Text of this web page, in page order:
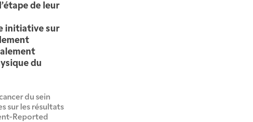
de leur
initiative sur
du
du sein
sur les résultats
Reported